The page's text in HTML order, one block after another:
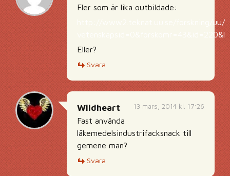
Fler som är lika outbildade:
http://www2.teknat.uu.se/forskning/uu/
Eller?
Svara
13 mars, 2014 kl. 17:26
Wildheart
Fast använda
läkemedelsindustrifacksnack till
gemene man?
Svara